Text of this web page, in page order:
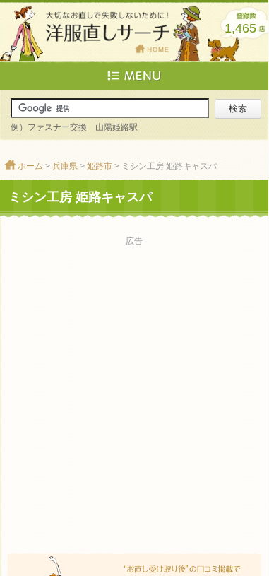
1,465
例）ファスナー交換 山陽姫路駅
ホーム > 兵庫県 > 姫路市 > ミシン工房 姫路キャスパ
ミシン工房 姫路キャスパ